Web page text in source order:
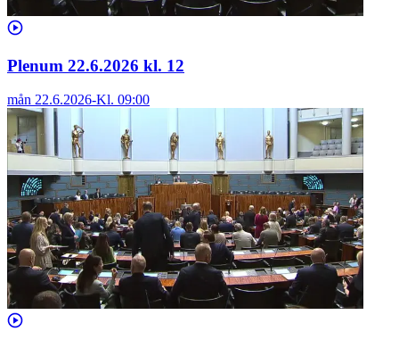
Plenum 22.6.2026 kl. 12
mån 22.6.2026-Kl. 09:00